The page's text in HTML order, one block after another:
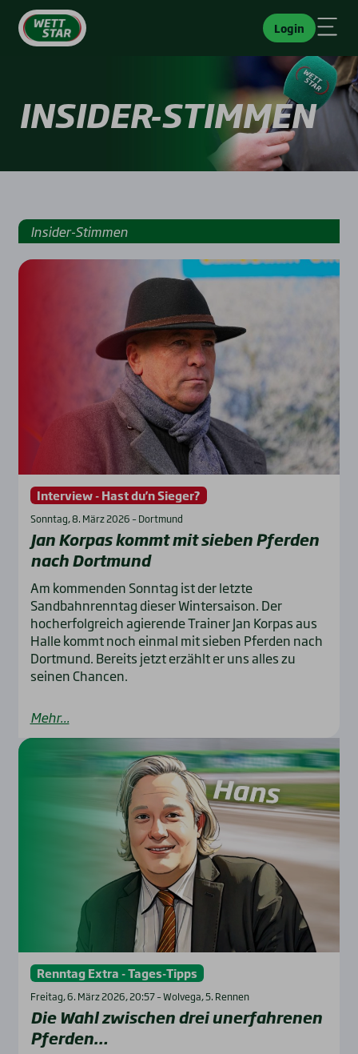
Login
INSIDER-STIMMEN
Insider-Stimmen
Interview - Hast du'n Sieger?
Sonntag, 8. März 2026 – Dortmund
Jan Kor­pas kommt mit sie­ben Pfer­den
nach Dort­mund
Am kommenden Sonntag ist der letzte
Sandbahnrenntag dieser Wintersaison. Der
hocherfolgreich agierende Trainer Jan Korpas aus
Halle kommt noch einmal mit sieben Pferden nach
Dortmund. Bereits jetzt erzählt er uns alles zu
seinen Chancen.
Mehr...
Renntag Extra - Tages-Tipps
Freitag, 6. März 2026, 20:57 – Wolvega, 5. Rennen
Die Wahl zwi­schen drei uner­fah­re­nen
Pfer­den…